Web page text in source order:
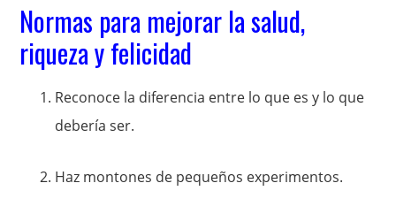
Normas para mejorar la salud,
riqueza y felicidad
Reconoce la diferencia entre lo que es y lo que
debería ser.
Haz montones de pequeños experimentos.